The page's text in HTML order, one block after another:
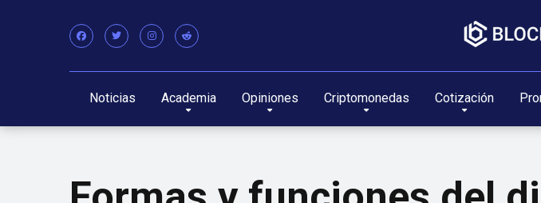
Noticias Academia Opiniones Criptomonedas Cotización